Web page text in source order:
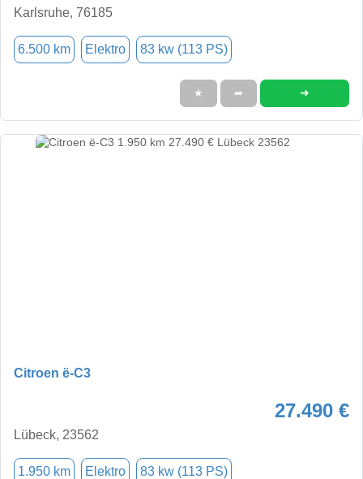
Karlsruhe, 76185
6.500 km Elektro 83 kw (113 PS)
★ ➦ ➜
Citroen ë-C3
27.490 €
Lübeck, 23562
1.950 km Elektro 83 kw (113 PS)